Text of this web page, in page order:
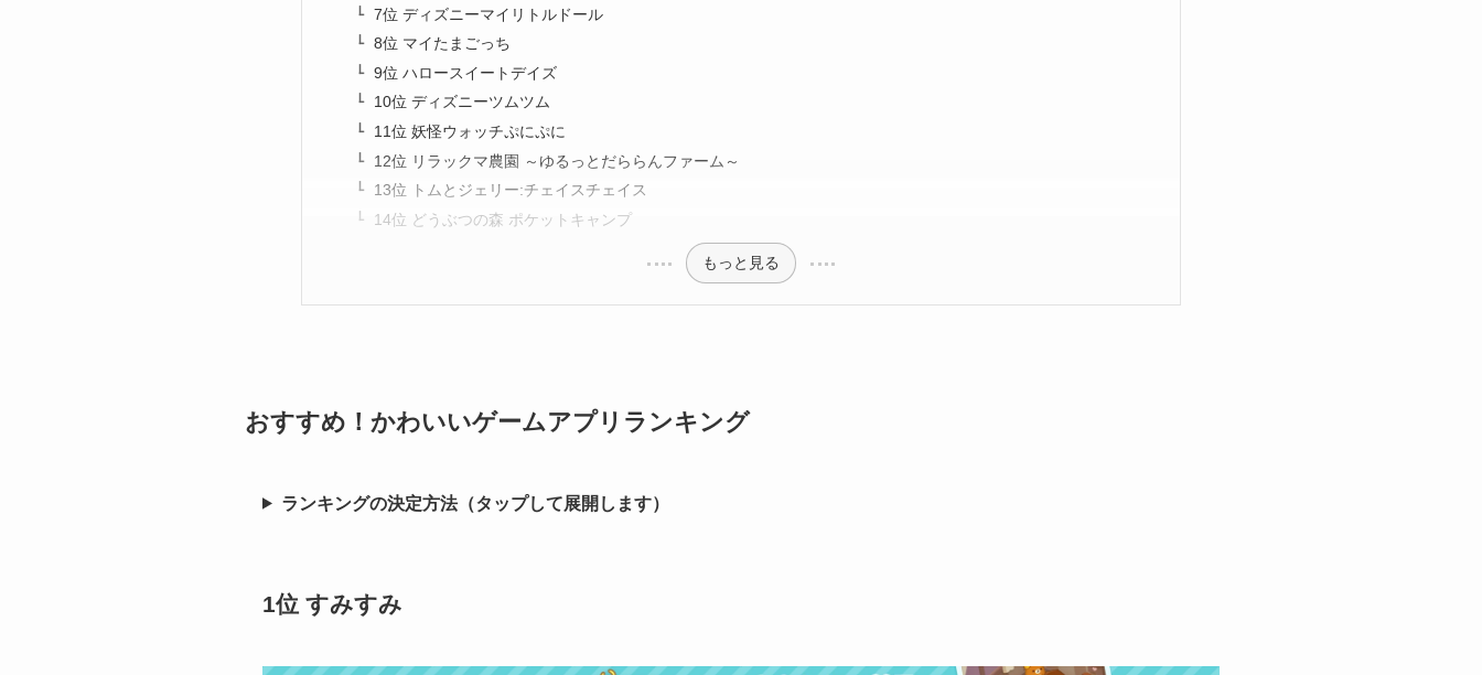
7位 ディズニーマイリトルドール
8位 マイたまごっち
9位 ハロースイートデイズ
10位 ディズニーツムツム
11位 妖怪ウォッチぷにぷに
12位 リラックマ農園 ～ゆるっとだららんファーム～
13位 トムとジェリー:チェイスチェイス
14位 どうぶつの森 ポケットキャンプ
もっと見る
おすすめ！​かわいいゲームアプリランキング
ランキングの決定方法（タップして展開します）
1位 すみすみ